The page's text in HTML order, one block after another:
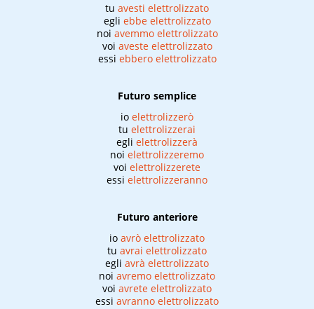
tu avesti elettrolizzato
egli ebbe elettrolizzato
noi avemmo elettrolizzato
voi aveste elettrolizzato
essi ebbero elettrolizzato
Futuro semplice
io elettrolizzerò
tu elettrolizzerai
egli elettrolizzerà
noi elettrolizzeremo
voi elettrolizzerete
essi elettrolizzeranno
Futuro anteriore
io avrò elettrolizzato
tu avrai elettrolizzato
egli avrà elettrolizzato
noi avremo elettrolizzato
voi avrete elettrolizzato
essi avranno elettrolizzato